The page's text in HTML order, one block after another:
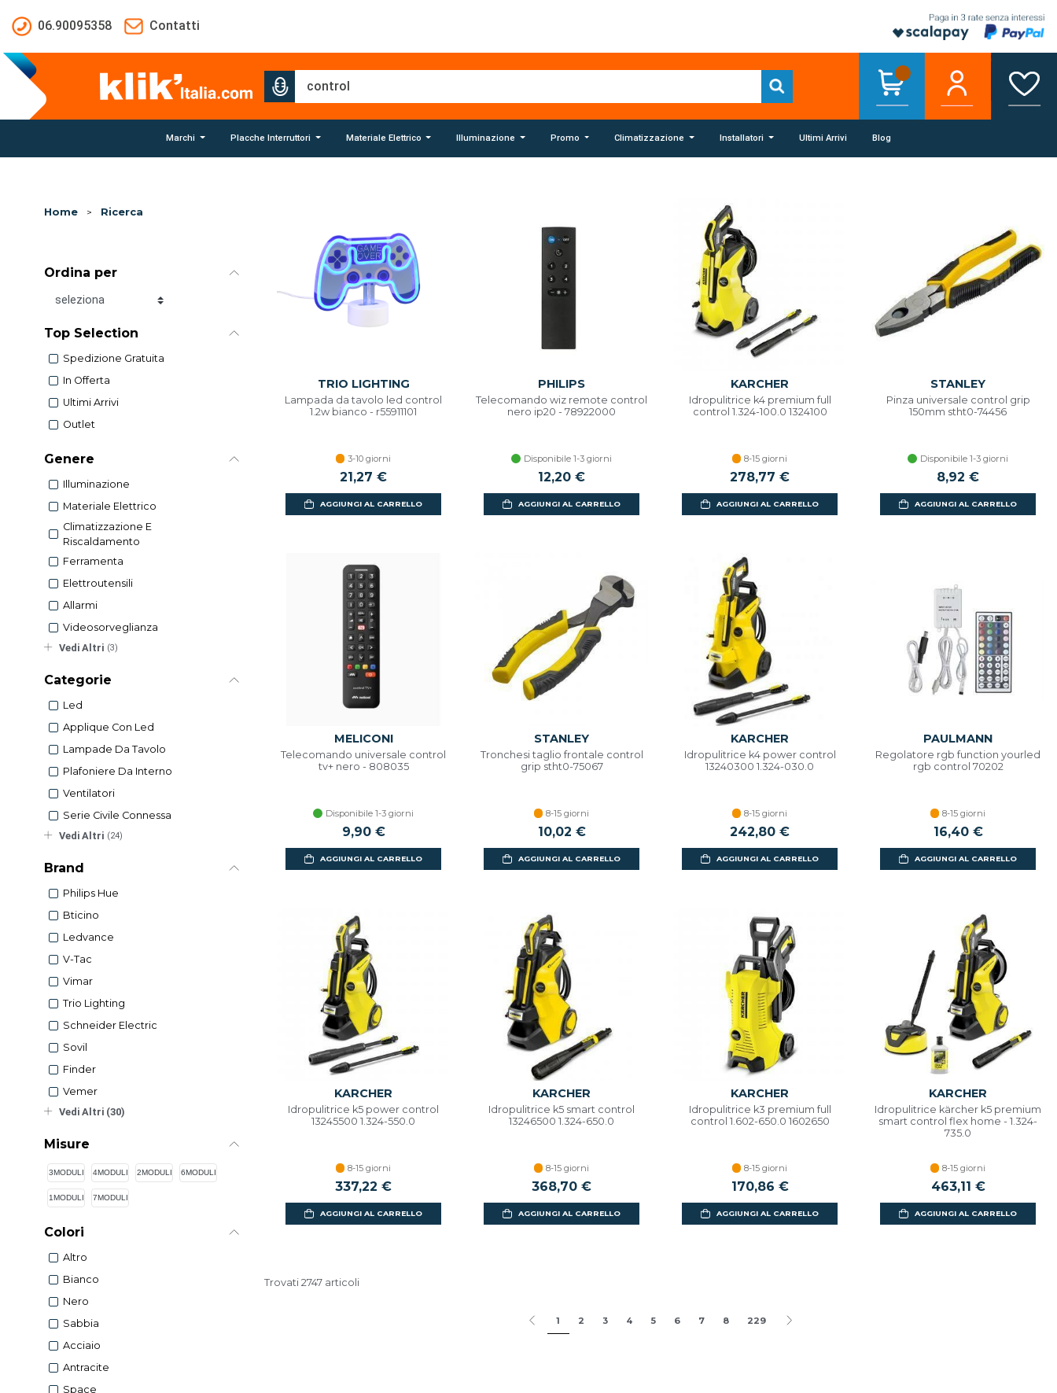
06.90095358
Contatti
Marchi Placche Interruttori Materiale Elettrico Illuminazione Promo Climatizzazione Installatori Ultimi Arrivi Blog
Home > Ricerca
Ordina per
Ordina per
Top Selection
Spedizione Gratuita
In Offerta
Ultimi Arrivi
Outlet
Genere
Illuminazione
Materiale Elettrico
Climatizzazione E
Riscaldamento
Ferramenta
Elettroutensili
Allarmi
Videosorveglianza
Vedi Altri (3)
Categorie
Led
Applique Con Led
Lampade Da Tavolo
Plafoniere Da Interno
Ventilatori
Serie Civile Connessa
Vedi Altri (24)
Brand
Philips Hue
Bticino
Ledvance
V-Tac
Vimar
Trio Lighting
Schneider Electric
Sovil
Finder
Vemer
Vedi Altri (30)
Misure
3MODULI 4MODULI 2MODULI 6MODULI
1MODULI 7MODULI
Colori
Altro
Bianco
Nero
Sabbia
Acciaio
Antracite
Space
TRIO LIGHTING
Lampada da tavolo led control
1.2w bianco - r55911101
3-10 giorni
21,27 €
AGGIUNGI AL CARRELLO
PHILIPS
Telecomando wiz remote control
nero ip20 - 78922000
Disponibile 1-3 giorni
12,20 €
AGGIUNGI AL CARRELLO
KARCHER
Idropulitrice k4 premium full
control 1.324-100.0 1324100
8-15 giorni
278,77 €
AGGIUNGI AL CARRELLO
STANLEY
Pinza universale control grip
150mm stht0-74456
Disponibile 1-3 giorni
8,92 €
AGGIUNGI AL CARRELLO
MELICONI
Telecomando universale control
tv+ nero - 808035
Disponibile 1-3 giorni
9,90 €
AGGIUNGI AL CARRELLO
STANLEY
Tronchesi taglio frontale control
grip stht0-75067
8-15 giorni
10,02 €
AGGIUNGI AL CARRELLO
KARCHER
Idropulitrice k4 power control
13240300 1.324-030.0
8-15 giorni
242,80 €
AGGIUNGI AL CARRELLO
PAULMANN
Regolatore rgb function yourled
rgb control 70202
8-15 giorni
16,40 €
AGGIUNGI AL CARRELLO
KARCHER
Idropulitrice k5 power control
13245500 1.324-550.0
8-15 giorni
337,22 €
AGGIUNGI AL CARRELLO
KARCHER
Idropulitrice k5 smart control
13246500 1.324-650.0
8-15 giorni
368,70 €
AGGIUNGI AL CARRELLO
KARCHER
Idropulitrice k3 premium full
control 1.602-650.0 1602650
8-15 giorni
170,86 €
AGGIUNGI AL CARRELLO
KARCHER
Idropulitrice kärcher k5 premium
smart control flex home - 1.324-
735.0
8-15 giorni
463,11 €
AGGIUNGI AL CARRELLO
Trovati 2747 articoli
1 2 3 4 5 6 7 8 229